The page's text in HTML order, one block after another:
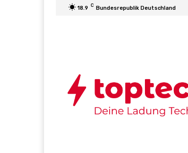
18.9 C Bundesrepublik Deutschland